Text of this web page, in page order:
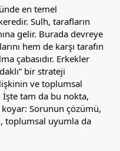
en temel
Sulh, tarafların
gelir. Burada devreye
hem de karşı tarafın
çabasıdır. Erkekler
bir strateji
ve toplumsal
İşte tam da bu nokta,
koyar: Sorunun çözümü,
toplumsal uyumla da